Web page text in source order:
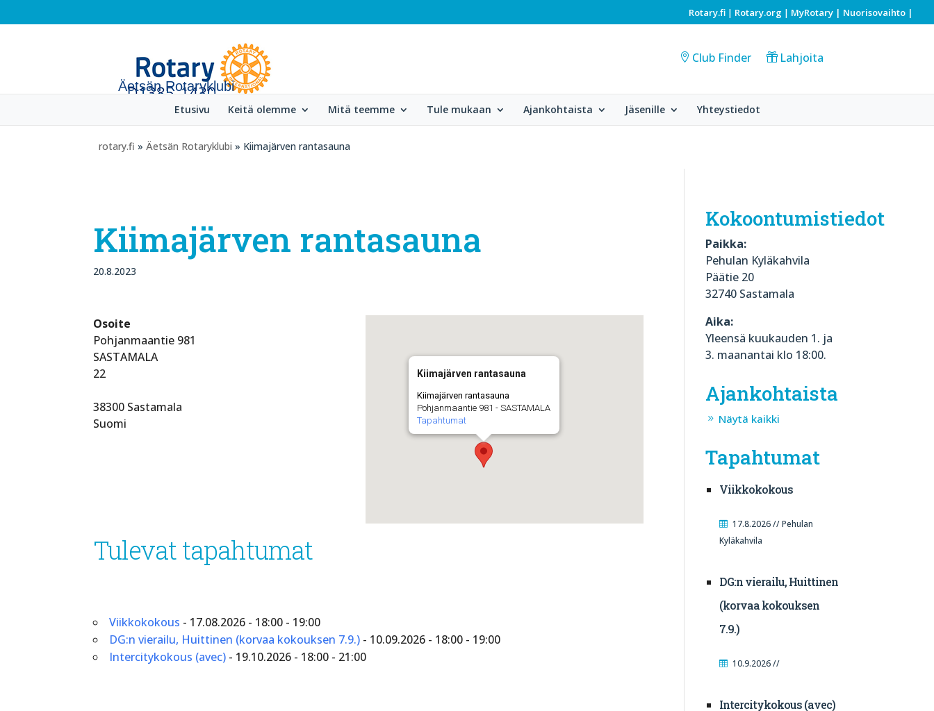
Rotary.fi | Rotary.org | MyRotary | Nuorisovaihto |
Äetsän Rotaryklubi
Club Finder Lahjoita
Etusivu Keitä olemme Mitä teemme Tule mukaan Ajankohtaista Jäsenille Yhteystiedot
rotary.fi » Äetsän Rotaryklubi » Kiimajärven rantasauna
Kiimajärven rantasauna
20.8.2023
Kiimajärven rantasauna
Kiimajärven rantasauna
Pohjanmaantie 981 - SASTAMALA
Tapahtumat
Osoite
Pohjanmaantie 981
SASTAMALA
22
38300 Sastamala
Suomi
Tulevat tapahtumat
Viikkokokous - 17.08.2026 - 18:00 - 19:00
DG:n vierailu, Huittinen (korvaa kokouksen 7.9.) - 10.09.2026 - 18:00 - 19:00
Intercitykokous (avec) - 19.10.2026 - 18:00 - 21:00
Kokoontumistiedot
Paikka:
Pehulan Kyläkahvila
Päätie 20
32740 Sastamala
Aika:
Yleensä kuukauden 1. ja
3. maanantai klo 18:00.
Ajankohtaista
Näytä kaikki
Tapahtumat
Viikkokokous
17.8.2026 // Pehulan
Kyläkahvila
DG:n vierailu, Huittinen
(korvaa kokouksen
7.9.)
10.9.2026 //
Intercitykokous (avec)